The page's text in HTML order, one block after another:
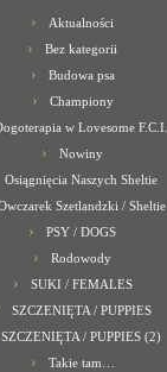
Aktualności
Bez kategorii
Budowa psa
Championy
w Lovesome F.C.I.
Nowiny
Osiągnięcia Naszych Sheltie
Szetlandzki / Sheltie
PSY / DOGS
Rodowody
SUKI / FEMALES
SZCZENIĘTA / PUPPIES
SZCZENIĘTA / PUPPIES (2)
Takie tam…